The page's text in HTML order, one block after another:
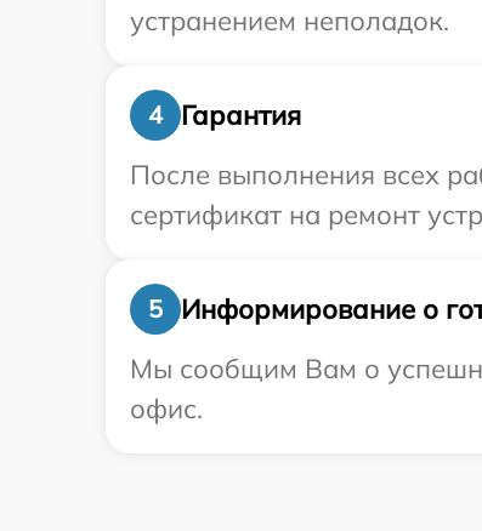
устранением неполадок.
4
Гарантия
После выполнения всех
сертификат на ремонт
5
Информирование о
Мы сообщим Вам о
офис.